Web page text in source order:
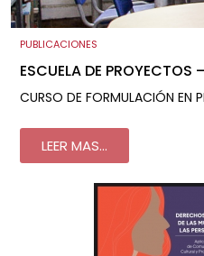
PUBLICACIONES
ESCUELA DE PROYECTOS
CURSO DE FORMULACIÓN
LEER MAS...